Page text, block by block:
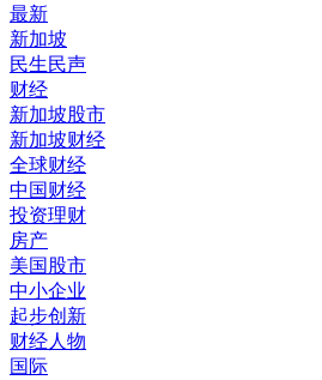
最新
新加坡
民生民声
财经
新加坡股市
新加坡财经
全球财经
中国财经
投资理财
房产
美国股市
中小企业
起步创新
财经人物
国际